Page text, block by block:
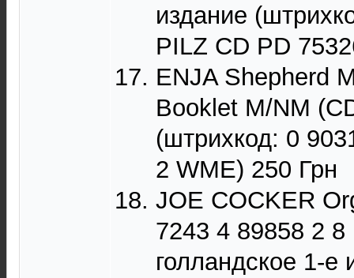
издание
PILZ CD PD
ENJA Shepherd
Booklet M/NM
(штрихкод: 0
2 WME) 250 Грн
JOE COCKER
7243 4 89858 2
голландское 1-е